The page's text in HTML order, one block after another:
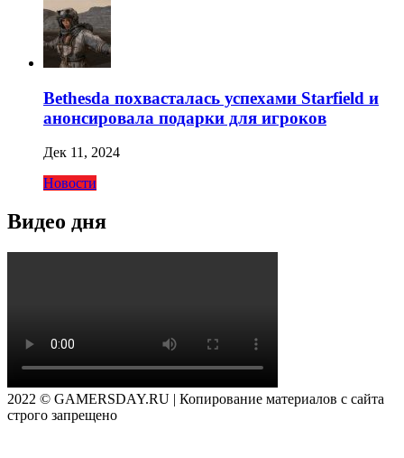
Bethesda похвасталась успехами Starfield и
анонсировала подарки для игроков
Дек 11, 2024
Новости
Видео дня
2022 © GAMERSDAY.RU | Копирование материалов с сайта
строго запрещено